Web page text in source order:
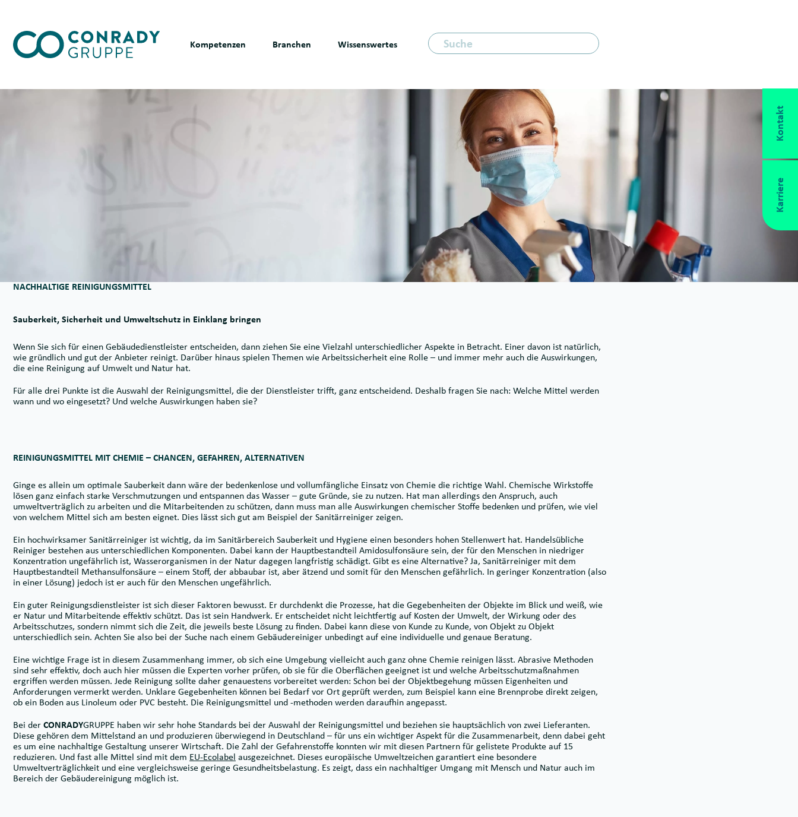
Kompetenzen Branchen Wissenswertes
Suche für
Kontakt
Karriere
NACHHALTIGE REINIGUNGSMITTEL
Sauberkeit, Sicherheit und Umweltschutz in Einklang bringen
Wenn Sie sich für einen Gebäudedienstleister entscheiden, dann ziehen Sie eine Vielzahl unterschiedlicher Aspekte in Betracht. Einer davon ist natürlich,
wie gründlich und gut der Anbieter reinigt. Darüber hinaus spielen Themen wie Arbeitssicherheit eine Rolle – und immer mehr auch die Auswirkungen,
die eine Reinigung auf Umwelt und Natur hat.
Für alle drei Punkte ist die Auswahl der Reinigungsmittel, die der Dienstleister trifft, ganz entscheidend. Deshalb fragen Sie nach: Welche Mittel werden
wann und wo eingesetzt? Und welche Auswirkungen haben sie?
REINIGUNGSMITTEL MIT CHEMIE – CHANCEN, GEFAHREN, ALTERNATIVEN
Ginge es allein um optimale Sauberkeit dann wäre der bedenkenlose und vollumfängliche Einsatz von Chemie die richtige Wahl. Chemische Wirkstoffe
lösen ganz einfach starke Verschmutzungen und entspannen das Wasser – gute Gründe, sie zu nutzen. Hat man allerdings den Anspruch, auch
umweltverträglich zu arbeiten und die Mitarbeitenden zu schützen, dann muss man alle Auswirkungen chemischer Stoffe bedenken und prüfen, wie viel
von welchem Mittel sich am besten eignet. Dies lässt sich gut am Beispiel der Sanitärreiniger zeigen.
Ein hochwirksamer Sanitärreiniger ist wichtig, da im Sanitärbereich Sauberkeit und Hygiene einen besonders hohen Stellenwert hat. Handelsübliche
Reiniger bestehen aus unterschiedlichen Komponenten. Dabei kann der Hauptbestandteil Amidosulfonsäure sein, der für den Menschen in niedriger
Konzentration ungefährlich ist, Wasserorganismen in der Natur dagegen langfristig schädigt. Gibt es eine Alternative? Ja, Sanitärreiniger mit dem
Hauptbestandteil Methansulfonsäure – einem Stoff, der abbaubar ist, aber ätzend und somit für den Menschen gefährlich. In geringer Konzentration (also
in einer Lösung) jedoch ist er auch für den Menschen ungefährlich.
Ein guter Reinigungsdienstleister ist sich dieser Faktoren bewusst. Er durchdenkt die Prozesse, hat die Gegebenheiten der Objekte im Blick und weiß, wie
er Natur und Mitarbeitende effektiv schützt. Das ist sein Handwerk. Er entscheidet nicht leichtfertig auf Kosten der Umwelt, der Wirkung oder des
Arbeitsschutzes, sondern nimmt sich die Zeit, die jeweils beste Lösung zu finden. Dabei kann diese von Kunde zu Kunde, von Objekt zu Objekt
unterschiedlich sein. Achten Sie also bei der Suche nach einem Gebäudereiniger unbedingt auf eine individuelle und genaue Beratung.
Eine wichtige Frage ist in diesem Zusammenhang immer, ob sich eine Umgebung vielleicht auch ganz ohne Chemie reinigen lässt. Abrasive Methoden
sind sehr effektiv, doch auch hier müssen die Experten vorher prüfen, ob sie für die Oberflächen geeignet ist und welche Arbeitsschutzmaßnahmen
ergriffen werden müssen. Jede Reinigung sollte daher genauestens vorbereitet werden: Schon bei der Objektbegehung müssen Eigenheiten und
Anforderungen vermerkt werden. Unklare Gegebenheiten können bei Bedarf vor Ort geprüft werden, zum Beispiel kann eine Brennprobe direkt zeigen,
ob ein Boden aus Linoleum oder PVC besteht. Die Reinigungsmittel und -methoden werden daraufhin angepasst.
Bei der CONRADYGRUPPE haben wir sehr hohe Standards bei der Auswahl der Reinigungsmittel und beziehen sie hauptsächlich von zwei Lieferanten.
Diese gehören dem Mittelstand an und produzieren überwiegend in Deutschland – für uns ein wichtiger Aspekt für die Zusammenarbeit, denn dabei geht
es um eine nachhaltige Gestaltung unserer Wirtschaft. Die Zahl der Gefahrenstoffe konnten wir mit diesen Partnern für gelistete Produkte auf 15
reduzieren. Und fast alle Mittel sind mit dem EU-Ecolabel ausgezeichnet. Dieses europäische Umweltzeichen garantiert eine besondere
Umweltverträglichkeit und eine vergleichsweise geringe Gesundheitsbelastung. Es zeigt, dass ein nachhaltiger Umgang mit Mensch und Natur auch im
Bereich der Gebäudereinigung möglich ist.